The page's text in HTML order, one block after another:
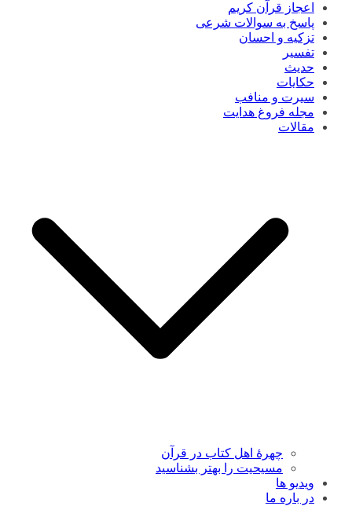
اعجاز قرآن کریم
پاسخ به سوالات شرعی
تزکیه و احسان
تفسیر
حدیث
حکایات
سیرت و منافب
مجله فروغ هدایت
مقالات
چهرۀ اهل کتاب در قرآن
مسیحیت را بهتر بشناسید
ویدیو ها
در باره ما